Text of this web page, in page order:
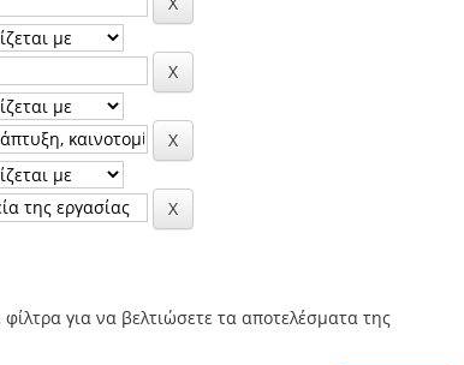
για να βελτιώσετε τα αποτελέσματα της